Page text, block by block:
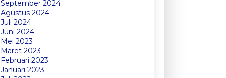
September 2024
Agustus 2024
Juli 2024
Juni 2024
Mei 2023
Maret 2023
Februari 2023
Januari 2023